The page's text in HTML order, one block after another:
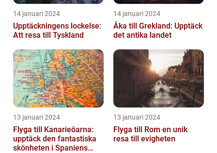
14 januari 2024
Upptäckningens lockelse:
Att resa till Tyskland
14 januari 2024
Åka till Grekland: Upptäck
det antika landet
13 januari 2024
Flyga till Kanarieöarna:
upptäck den fantastiska
skönheten i Spaniens
13 januari 2024
Flyga till Rom en unik
resa till evigheten